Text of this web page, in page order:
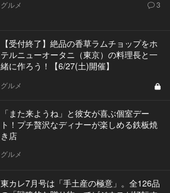
グルメ 3
【受付終了】絶品の香草ラムチョップをホ
テルニューオータニ（東京）の料理長と一
緒に作ろう！【6/27(土)開催】
グルメ
「また来ようね」と彼女が喜ぶ個室デー
ト！プチ贅沢なディナーが楽しめる鉄板焼
き店
グルメ
東カレ7月号は「手土産の極意」。全126品